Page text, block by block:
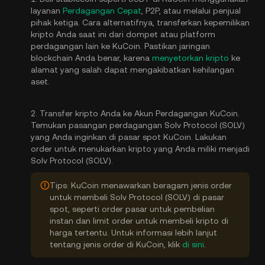
layanan Perdagangan Cepat , P2P, atau melalui penjual
pihak ketiga. Cara alternatifnya, transferkan kepemilikan
kripto Anda saat ini dari dompet atau platform
perdagangan lain ke KuCoin. Pastikan jaringan
blockchain Anda benar, karena menyetorkan kripto ke
alamat yang salah dapat mengakibatkan kehilangan
aset.
2. Transfer kripto Anda ke Akun Perdagangan KuCoin.
Temukan pasangan perdagangan Solv Protocol (SOLV)
yang Anda inginkan di pasar spot KuCoin. Lakukan
order untuk menukarkan kripto yang Anda miliki menjadi
Solv Protocol (SOLV).
Tips: KuCoin menawarkan beragam jenis order
untuk membeli Solv Protocol (SOLV) di pasar
spot, seperti order pasar untuk pembelian
instan dan limit order untuk membeli kripto di
harga tertentu. Untuk informasi lebih lanjut
tentang jenis order di KuCoin, klik di sini